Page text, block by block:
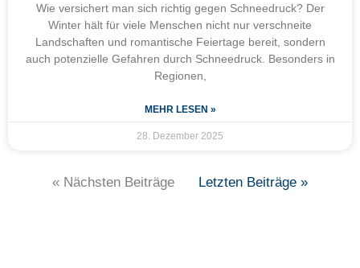
Wie versichert man sich richtig gegen Schneedruck? Der
Winter hält für viele Menschen nicht nur verschneite
Landschaften und romantische Feiertage bereit, sondern
auch potenzielle Gefahren durch Schneedruck. Besonders in
Regionen,
MEHR LESEN »
28. Dezember 2025
« Nächsten Beiträge Letzten Beiträge »